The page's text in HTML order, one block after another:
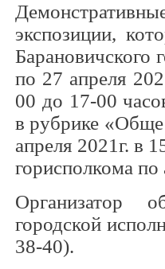
экспозиции,
Барановичского
по 27 апреля
00 до 17-00
в рубрике
апреля 2021г. в
горисполкома
Организатор
городской
38-40).